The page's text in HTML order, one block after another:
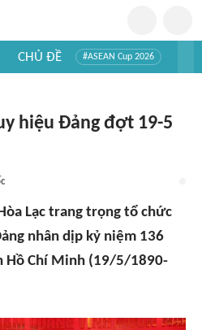
CHỦ ĐỀ #ASEAN Cup 2026
hiệu Đảng đợt 19-5
Lạc trang trọng tổ chức
nhân dịp kỷ niệm 136
Hồ Chí Minh (19/5/1890-